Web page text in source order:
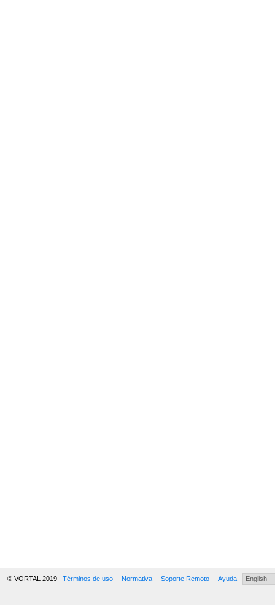
© VORTAL 2019 Términos de uso Normativa Soporte Remoto Ayuda